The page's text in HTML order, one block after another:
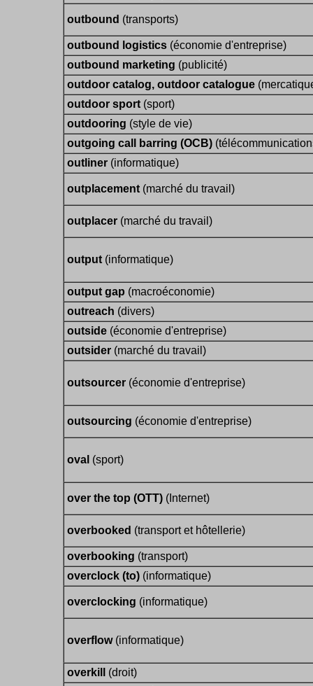
outbound (transports)
outbound logistics (économie d'entreprise)
outbound marketing (publicité)
outdoor catalog, outdoor catalogue
outdoor sport (sport)
outdooring (style de vie)
outgoing call barring (OCB)
outliner (informatique)
outplacement (marché du travail)
outplacer (marché du travail)
output (informatique)
output gap (macroéconomie)
outreach (divers)
outside (économie d'entreprise)
outsider (marché du travail)
outsourcer (économie d'entreprise)
outsourcing (économie d'entreprise)
oval (sport)
over the top (OTT) (Internet)
overbooked (transport et hôtellerie)
overbooking (transport)
overclock (to) (informatique)
overclocking (informatique)
overflow(informatique)
overkill
(droit)